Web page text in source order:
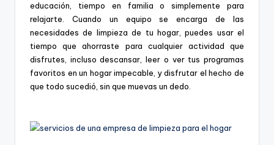
educación, tiempo en familia o simplemente para
relajarte. Cuando un equipo se encarga de las
necesidades de limpieza de tu hogar, puedes usar el
tiempo que ahorraste para cualquier actividad que
disfrutes, incluso descansar, leer o ver tus programas
favoritos en un hogar impecable, y disfrutar el hecho de
que todo sucedió, sin que muevas un dedo.